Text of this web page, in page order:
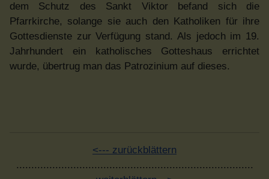
dem Schutz des Sankt Viktor befand sich die
Pfarrkirche, solange sie auch den Katholiken für ihre
Gottesdienste zur Verfügung stand. Als jedoch im 19.
Jahrhundert ein katholisches Gotteshaus errichtet
wurde, übertrug man das Patrozinium auf dieses.
<--- zurückblättern
...............................................................................